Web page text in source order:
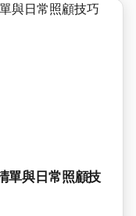
單與日常照顧技